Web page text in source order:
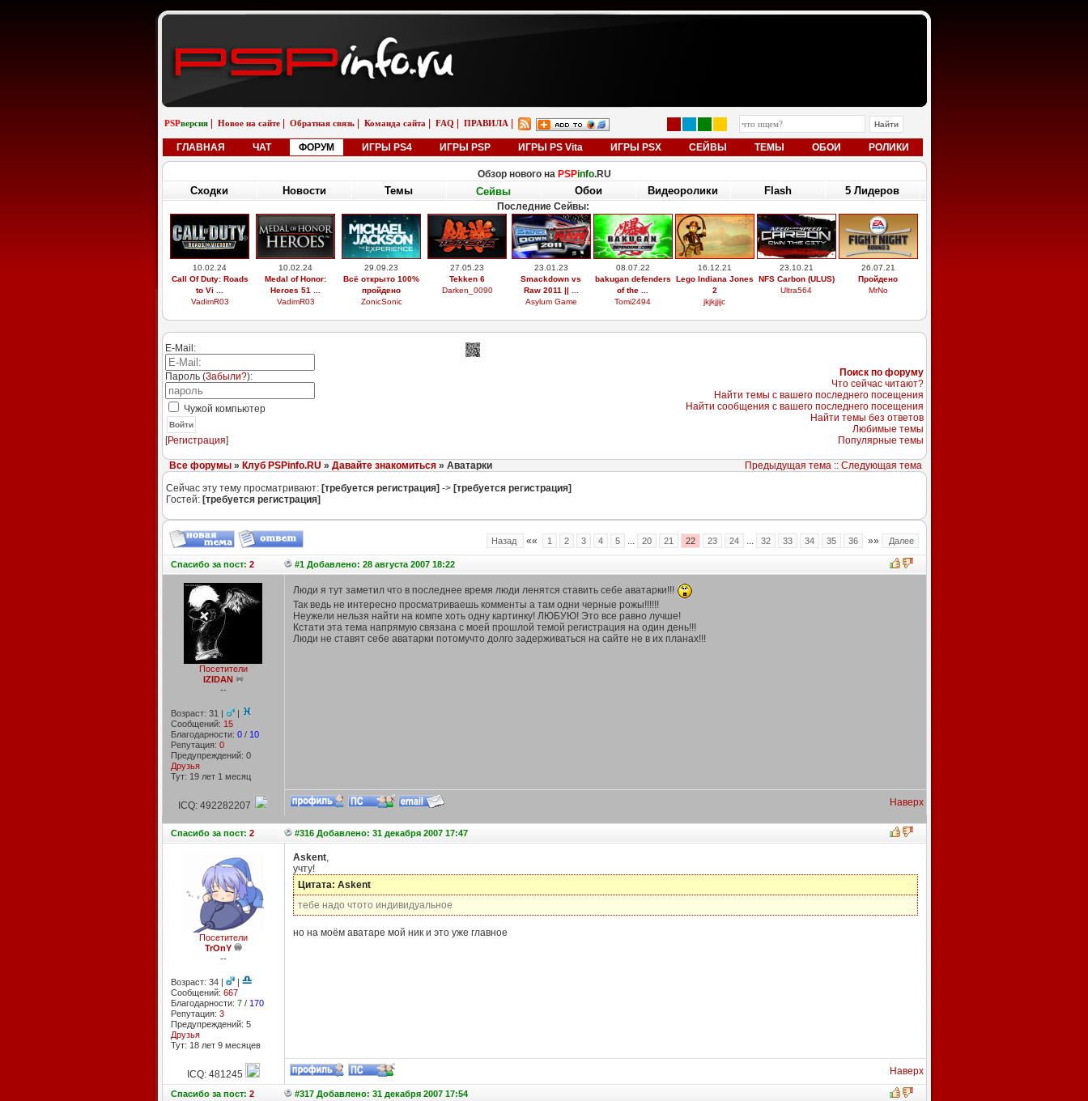
PSPверсия Новое на сайте Обратная связь Команда сайта FAQ ПРАВИЛА
ГЛАВНАЯ ЧАТ ФОРУМ ИГРЫ PS4 ИГРЫ PSP ИГРЫ PS Vita ИГРЫ PSX СЕЙВЫ ТЕМЫ ОБОИ РОЛИКИ
Обзор нового на PSPinfo.RU
Сходки Новости Темы Сейвы Обои Видеоролики Flash 5 Лидеров
Последние Сейвы:
10.02.24
Call Of Duty: Roads
to Vi ...
VadimR03
10.02.24
Medal of Honor:
Heroes 51 ...
VadimR03
29.09.23
Всё открыто 100%
пройдено
ZonicSonic
27.05.23
Tekken 6
Darken_0090
23.01.23
Smackdown vs
Raw 2011 || ...
Asylum Game
08.07.22
bakugan defenders
of the ...
Tomi2494
16.12.21
Lego Indiana Jones
2
jkjkjjijc
23.10.21
NFS Carbon (ULUS)
Ultra564
26.07.21
Пройдено
MrNo
E-Mail:
Пароль (Забыли?):
Чужой компьютер
Войти
[Регистрация]
Поиск по форуму
Что сейчас читают?
Найти темы с вашего последнего посещения
Найти сообщения с вашего последнего посещения
Найти темы без ответов
Любимые темы
Популярные темы
Все форумы» Клуб PSPinfo.RU » Давайте знакомиться» Аватарки Предыдущая тема:: Следующая тема
Сейчас эту тему просматривают: [требуется регистрация] -> [требуется регистрация]
Гостей: [требуется регистрация]
Назад «« 1 2 3 4 5 ... 20 21 22 23 24 ... 32 33 34 35 36 »» Далее
Спасибоза пост: 2 #1 Добавлено: 28 августа 2007 18:22
Посетители
IZIDAN
--
Возраст: 31 |
|
Сообщений: 15
Благодарности: 0/ 10
Репутация: 0
Предупреждений: 0
Друзья
Тут: 19 лет 1 месяц
Люди я тут заметил что в последнее время люди ленятся ставить себе аватарки!!!
Так ведь не интересно просматриваешь комменты а там одни черные рожы!!!!!!
Неужели нельзя найти на компе хоть одну картинку! ЛЮБУЮ! Это все равно лучше!
Кстати эта тема напрямую связана с моей прошлой темой регистрация на один день!!!
Люди не ставят себе аватарки потомучто долго задерживаться на сайте не в их планах!!!
ICQ: 492282207 Наверх
Спасибоза пост: 2 #316 Добавлено: 31 декабря 2007 17:47
Посетители
TrOnY
--
Возраст: 34 |
|
Сообщений: 667
Благодарности: 7/ 170
Репутация: 3
Предупреждений: 5
Друзья
Тут: 18 лет 9 месяцев
Askent,
учту!
Цитата: Askent
тебе надо чтото индивидуальное
но на моём аватаре мой ник и это уже главное
ICQ: 481245 Наверх
Спасибоза пост: 2 #317 Добавлено: 31 декабря 2007 17:54